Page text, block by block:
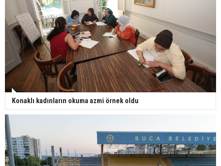
Konaklı kadınların okuma azmi örnek oldu